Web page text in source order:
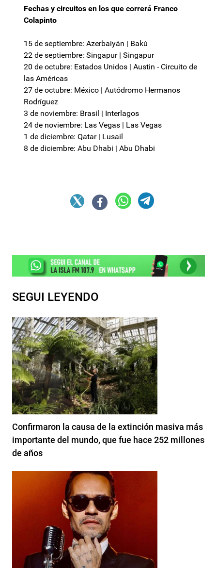
Fechas y circuitos en los que correrá Franco
Colapinto
15 de septiembre: Azerbaiyán | Bakú
22 de septiembre: Singapur | Singapur
20 de octubre: Estados Unidos | Austin - Circuito de
las Américas
27 de octubre: México | Autódromo Hermanos
Rodríguez
3 de noviembre: Brasil | Interlagos
24 de noviembre: Las Vegas | Las Vegas
1 de diciembre: Qatar | Lusail
8 de diciembre: Abu Dhabi | Abu Dhabi
SEGUI LEYENDO
Confirmaron la causa de la extinción masiva más
importante del mundo, que fue hace 252 millones
de años